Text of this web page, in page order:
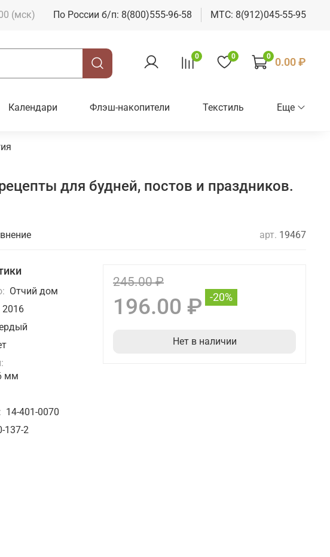
(мск) По России б/п: 8(800)555-96-58 МТС: 8(912)045-55-95
0 0 0 0.00 ₽
Календари Флэш-накопители Текстиль Еще
для будней, постов и праздников.
арт. 19467
Отчий дом
2016
мм
14-401-0070
137-2
245.00 ₽
196.00 ₽ -20%
Нет в наличии